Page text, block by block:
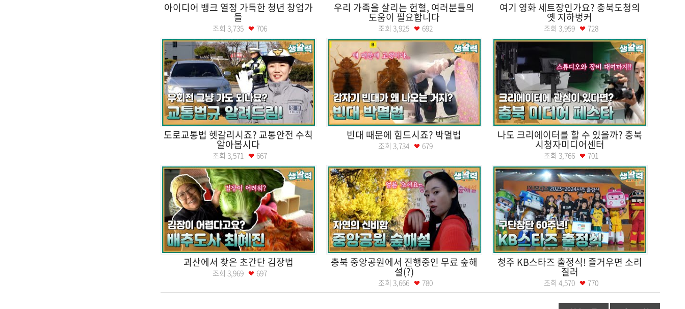
아이디어 뱅크 열정 가득한 청년 창업가
들
조회 3,735 706
우리 가족을 살리는 헌혈, 여러분들의
도움이 필요합니다
조회 3,925 692
여기 영화 세트장인가요? 충북도청의
옛 지하벙커
조회 3,959 728
도로교통법 헷갈리시죠? 교통안전 수칙
알아봅시다
조회 3,571 667
빈대 때문에 힘드시죠? 박멸법
조회 3,734 679
나도 크리에이터를 할 수 있을까? 충북
시청자미디어센터
조회 3,766 701
괴산에서 찾은 초간단 김장법
조회 3,969 697
충북 중앙공원에서 진행중인 무료 숲해
설(?)
조회 3,666 780
청주 KB스타즈 출정식! 즐거우면 소리
질러
조회 4,570 770